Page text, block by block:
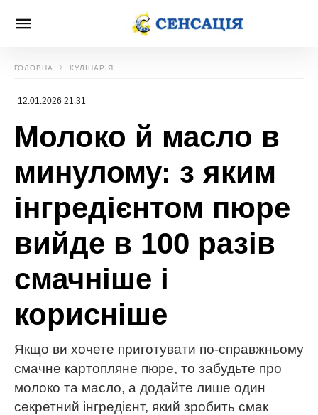
ГОЛОВНА КУЛІНАРІЯ
12.01.2026 21:31
Молоко й масло в
минулому: з яким
інгредієнтом пюре
вийде в 100 разів
смачніше і
корисніше
Якщо ви хочете приготувати по-справжньому
смачне картопляне пюре, то забудьте про
молоко та масло, а додайте лише один
секретний інгредієнт, який зробить смак